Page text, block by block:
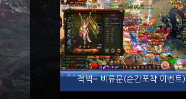
적벽= 비류문(순간포착 이벤트)